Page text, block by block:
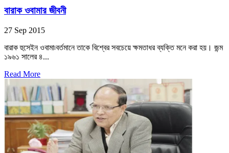
বারাক ওবামার জীবনী
27 Sep 2015
বারাক হুসেইন ওবামা৷বর্তমানে তাকে বিশ্বের সবচেয়ে ক্ষমতাধর ব্যক্তি মনে করা হয়। জন্ম
১৯৬১ সালের ৪...
Read More